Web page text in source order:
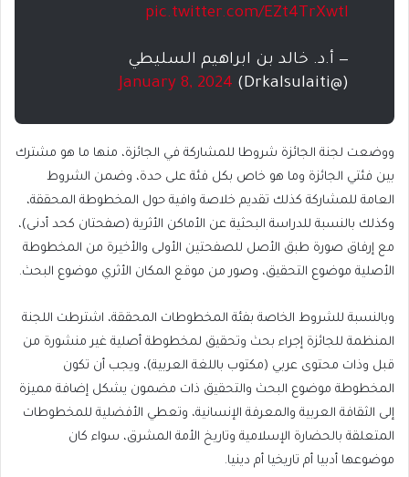
pic.twitter.com/EZt4TrXwtI
— أ.د. خالد بن ابراهيم السليطي
(@Drkalsulaiti)
January 8, 2024
ووضعت لجنة الجائزة شروطا للمشاركة في الجائزة، منها ما هو مشترك
بين فئتي الجائزة وما هو خاص بكل فئة على حدة، وضمن الشروط
العامة للمشاركة كذلك تقديم خلاصة وافية حول المخطوطة المحققة،
وكذلك بالنسبة للدراسة البحثية عن الأماكن الأثرية (صفحتان كحد أدنى)،
مع إرفاق صورة طبق الأصل للصفحتين الأولى والأخيرة من المخطوطة
الأصلية موضوع التحقيق، وصور من موقع المكان الأثري موضوع البحث.
وبالنسبة للشروط الخاصة بفئة المخطوطات المحققة، اشترطت اللجنة
المنظمة للجائزة إجراء بحث وتحقيق لمخطوطة أصلية غير منشورة من
قبل وذات محتوى عربي (مكتوب باللغة العربية)، ويجب أن تكون
المخطوطة موضوع البحث والتحقيق ذات مضمون يشكل إضافة مميزة
إلى الثقافة العربية والمعرفة الإنسانية، وتعطي الأفضلية للمخطوطات
المتعلقة بالحضارة الإسلامية وتاريخ الأمة المشرق، سواء كان
موضوعها أدبيا أم تاريخيا أم دينيا.